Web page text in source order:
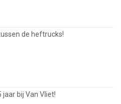
de heftrucks!
jaar bij Van Vliet!